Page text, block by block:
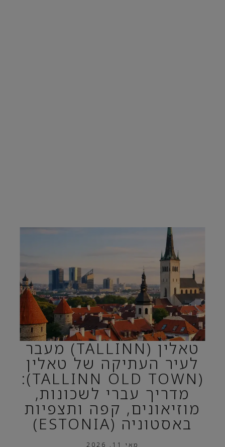
טאלין (TALLINN) מעבר
לעיר העתיקה של טאלין
(TALLINN OLD TOWN):
מדריך עברי לשכונות,
מוזיאונים, קפה ותצפיות
באסטוניה (ESTONIA)
מאי 11, 2026